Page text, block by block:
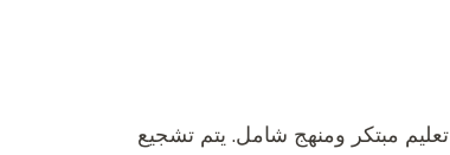
مبتكر ومنهج شامل. يتم تشجيع